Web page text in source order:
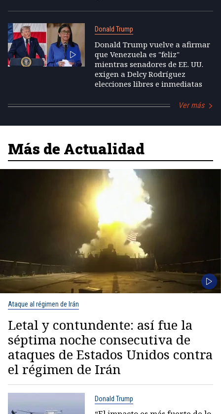
Donald Trump
Donald Trump vuelve a afirmar
que Venezuela es "feliz"
mientras senadores de EE. UU.
exigen a Delcy Rodríguez
elecciones libres e inmediatas
Ver más
Más de Actualidad
Ataque al régimen de Irán
Letal y contundente: así fue la
séptima noche consecutiva de
ataques de Estados Unidos contra
el régimen de Irán
Donald Trump